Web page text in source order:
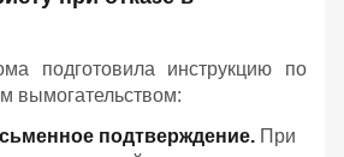
подготовила инструкцию по
вымогательством:
подтверждение. При